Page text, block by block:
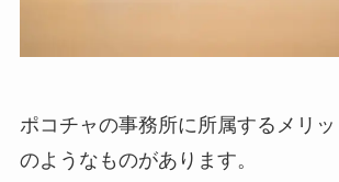
ポコチャの事務所に所属するメリ
のようなものがあります。